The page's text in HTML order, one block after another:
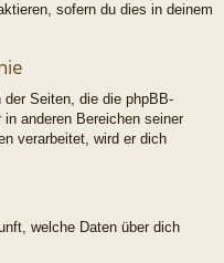
sofern du dies in deinem
Seiten, die die phpBB-
anderen Bereichen seiner
verarbeitet, wird er dich
welche Daten über dich